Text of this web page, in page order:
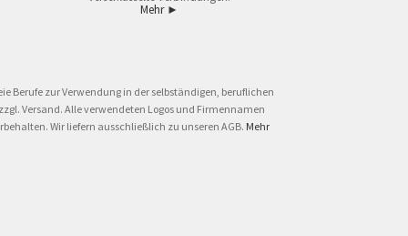
Mehr ►
Berufe zur Verwendung in der selbständigen, beruflichen
Versand. Alle verwendeten Logos und Firmennamen
Wir liefern ausschließlich zu unseren AGB. Mehr